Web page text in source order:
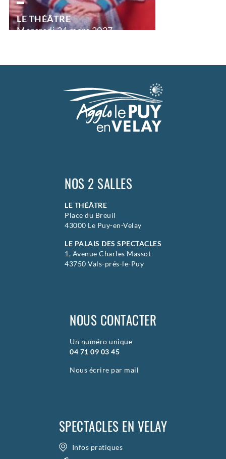
LE THÉÂTRE
Mercredi24 mars 2027
>Humour musical
NOS 2 SALLES
LE THÉÂTRE
Place du Breuil
43000 Le Puy-en-Velay
LE PALAIS DES SPECTACLES
1, Avenue Charles Massot
43750 Vals-prés-le-Puy
NOUS CONTACTER
Un numéro unique
04 71 09 03 45
Nous écrire par mail
SPECTACLES EN VELAY
Infos pratiques